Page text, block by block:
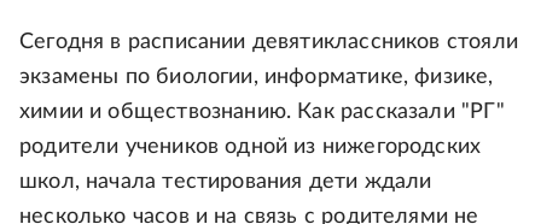
Сегодня в расписании девятиклассников стояли
экзамены по биологии, информатике, физике,
химии и обществознанию. Как рассказали "РГ"
родители учеников одной из нижегородских
школ, начала тестирования дети ждали
несколько часов и на связь с родителями не